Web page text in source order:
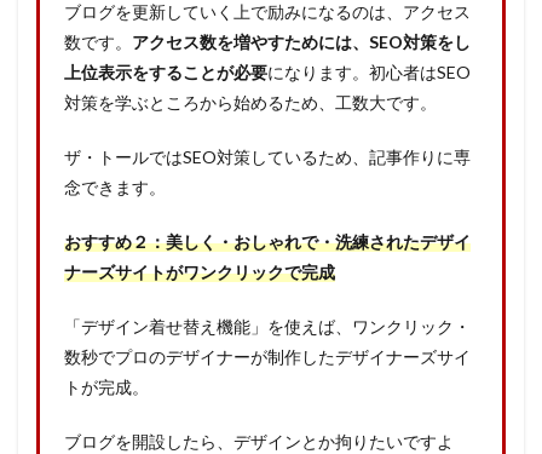
ブログを更新していく上で励みになるのは、アクセス
数です。 アクセス数を増やすためには、SEO対策をし
上位表示をすることが必要になります。初心者はSEO
対策を学ぶところから始めるため、工数大です。
ザ・トールではSEO対策しているため、記事作りに専
念できます。
おすすめ２：美しく・おしゃれで・洗練されたデザイ
ナーズサイトがワンクリックで完成
「デザイン着せ替え機能」を使えば、 ワンクリック・
数秒でプロのデザイナーが制作したデザイナーズサイ
トが完成。
ブログを開設したら、デザインとか拘りたいですよ